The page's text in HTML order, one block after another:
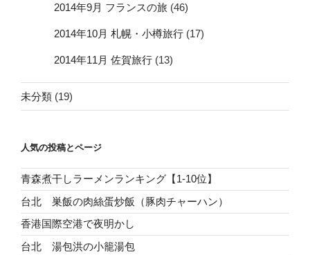
2014年9月 フランスの旅 (46)
2014年10月 札幌・小樽旅行 (17)
2014年11月 佐賀旅行 (13)
未分類 (19)
人気の投稿とページ
青森煮干しラーメンランキング【1-10位】
台北 巣飯の肉絲蛋炒飯（豚肉チャーハン）
香港国際空港で夜明かし
台北 湯包洪の小籠湯包